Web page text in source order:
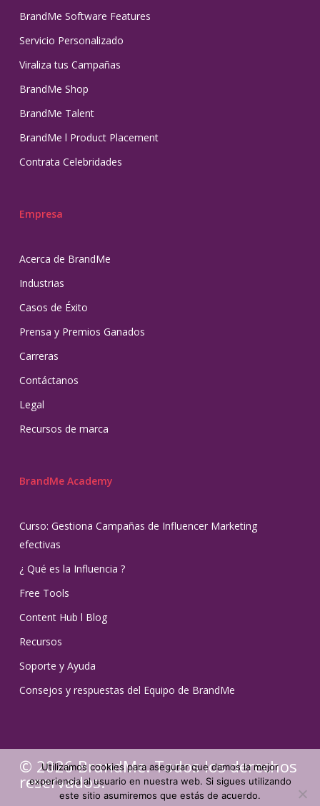
BrandMe Software Features
Servicio Personalizado
Viraliza tus Campañas
BrandMe Shop
BrandMe Talent
BrandMe l Product Placement
Contrata Celebridades
Empresa
Acerca de BrandMe
Industrias
Casos de Éxito
Prensa y Premios Ganados
Carreras
Contáctanos
Legal
Recursos de marca
BrandMe Academy
Curso: Gestiona Campañas de Influencer Marketing
efectivas
¿ Qué es la Influencia ?
Free Tools
Content Hub l Blog
Recursos
Soporte y Ayuda
Consejos y respuestas del Equipo de BrandMe
© 2026 BrandMe. Todos los derechos
reservados.
Utilizamos cookies para asegurar que damos la mejor
experiencia al usuario en nuestra web. Si sigues utilizando
este sitio asumiremos que estás de acuerdo.